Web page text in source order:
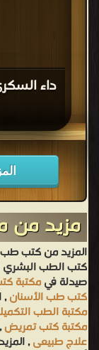
داء
مزيد من
المزيد من كتب
كتب الطب
صيدلة فيمكتبة
كتب طب الأسنان,
مكتبة الطب
مكتبة كتب تمريض
علاج طبيعى,